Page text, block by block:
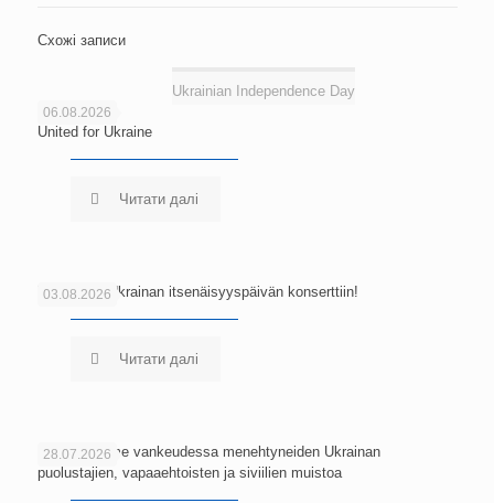
Схожі записи
Ukrainian Independence Day
06.08.2026
United for Ukraine
Читати далі
03.08.2026
Tervetuloa Ukrainan itsenäisyyspäivän konserttiin!
Читати далі
28.07.2026
Kunnioitamme vankeudessa menehtyneiden Ukrainan
puolustajien, vapaaehtoisten ja siviilien muistoa